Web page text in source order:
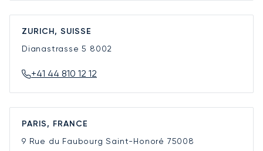
ZURICH, SUISSE
Dianastrasse 5 8002
+41 44 810 12 12
PARIS, FRANCE
9 Rue du Faubourg Saint-Honoré 75008